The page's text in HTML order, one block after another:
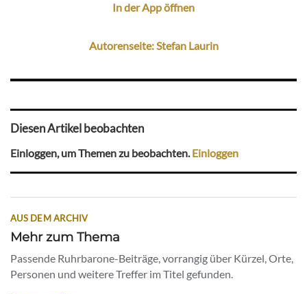
In der App öffnen
Autorenseite: Stefan Laurin
Diesen Artikel beobachten
Einloggen, um Themen zu beobachten.Einloggen
AUS DEM ARCHIV
Mehr zum Thema
Passende Ruhrbarone-Beiträge, vorrangig über Kürzel, Orte,
Personen und weitere Treffer im Titel gefunden.